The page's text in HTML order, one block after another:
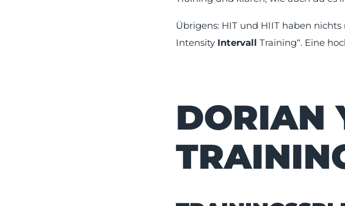
Übrigens: HIT und HIIT haben
Intensity Intervall Training“. Eine
DORIAN